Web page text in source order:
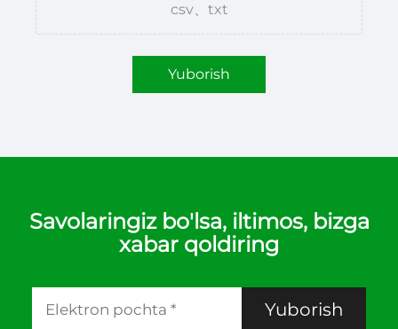
csv、txt
Yuborish
Savolaringiz bo'lsa, iltimos, bizga
xabar qoldiring
Yuborish